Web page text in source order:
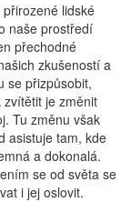
lidské
naše prostředí
přechodné
zkušeností a
se přizpůsobit,
je změnit
Tu změnu však
asistuje tam, kde
a dokonalá.
se od světa se
i jej oslovit.